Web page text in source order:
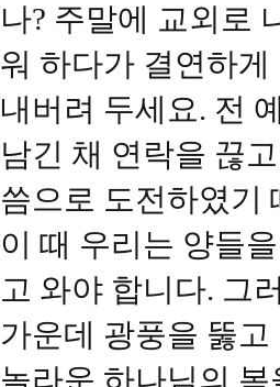
나? 주말에 교외로
워 하다가 결연하
내버려 두세요. 전
남긴 채 연락을 끊
씀으로 도전하였기
이 때 우리는 양들
고 와야 합니다. 그
가운데 광풍을 뚫
놀라운 하나님의